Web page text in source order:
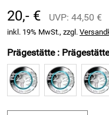
20,- €
UVP: 44,50 €
inkl. 19% MwSt., zzgl.
Prägestätte :